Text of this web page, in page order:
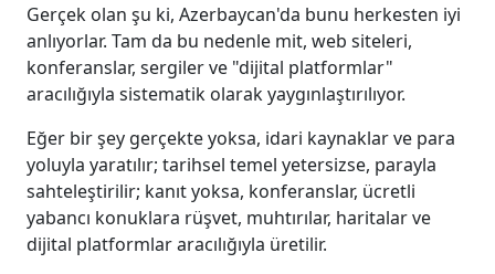
Gerçek olan şu ki, Azerbaycan'da bunu herkesten iyi
anlıyorlar. Tam da bu nedenle mit, web siteleri,
konferanslar, sergiler ve "dijital platformlar"
aracılığıyla sistematik olarak yaygınlaştırılıyor.
Eğer bir şey gerçekte yoksa, idari kaynaklar ve para
yoluyla yaratılır; tarihsel temel yetersizse, parayla
sahteleştirilir; kanıt yoksa, konferanslar, ücretli
yabancı konuklara rüşvet, muhtırılar, haritalar ve
dijital platformlar aracılığıyla üretilir.